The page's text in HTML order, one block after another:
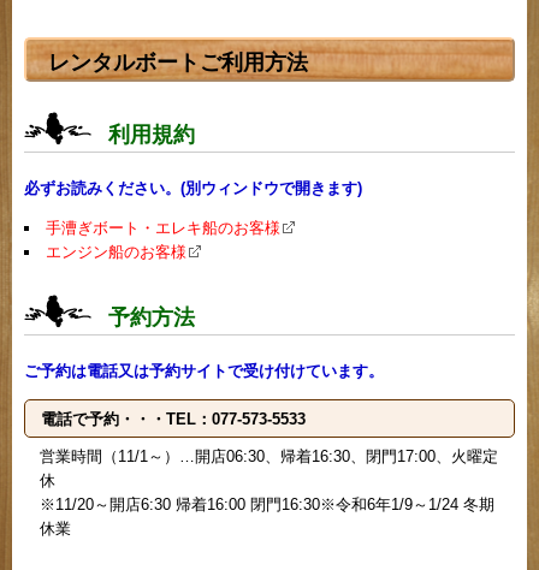
レンタルボートご利用方法
利用規約
必ずお読みください。(別ウィンドウで開きます)
手漕ぎボート・エレキ船のお客様
エンジン船のお客様
予約方法
ご予約は電話又は予約サイトで受け付けています。
電話で予約・・・TEL：077-573-5533
営業時間（11/1～）…開店06:30、帰着16:30、閉門17:00、火曜定
休
※11/20～開店6:30 帰着16:00 閉門16:30※令和6年1/9～1/24 冬期
休業